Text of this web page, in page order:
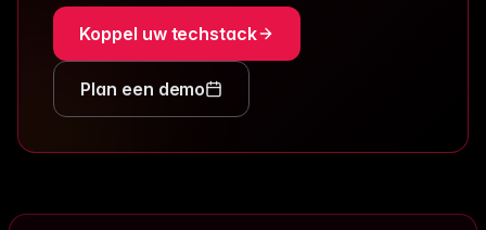
Koppel uw techstack
Plan een demo